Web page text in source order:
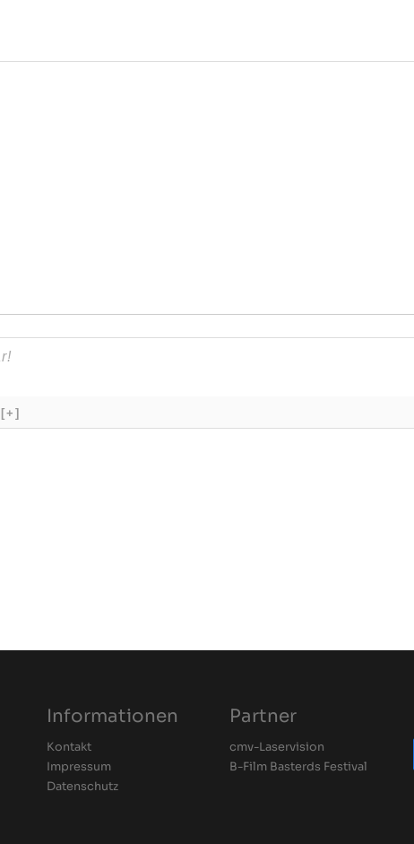
[+]
Informationen
Kontakt
Impressum
Datenschutz
Partner
cmv-Laservision
B-Film Basterds Festival